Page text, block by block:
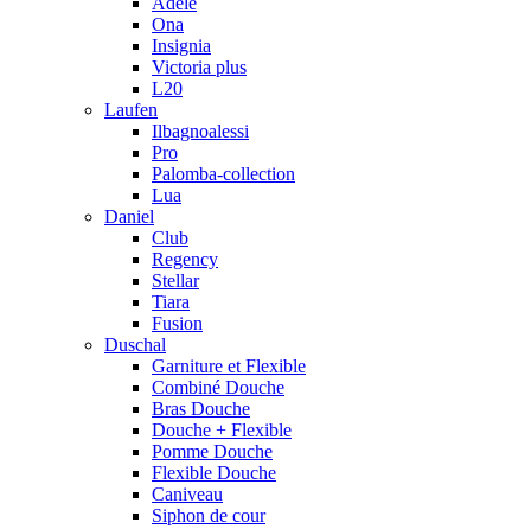
Ona
Insignia
Victoria plus
L20
Laufen
Ilbagnoalessi
Pro
Palomba-collection
Lua
Daniel
Club
Regency
Stellar
Tiara
Fusion
Duschal
Garniture et Flexible
Combiné Douche
Bras Douche
Douche + Flexible
Pomme Douche
Flexible Douche
Caniveau
Siphon de cour